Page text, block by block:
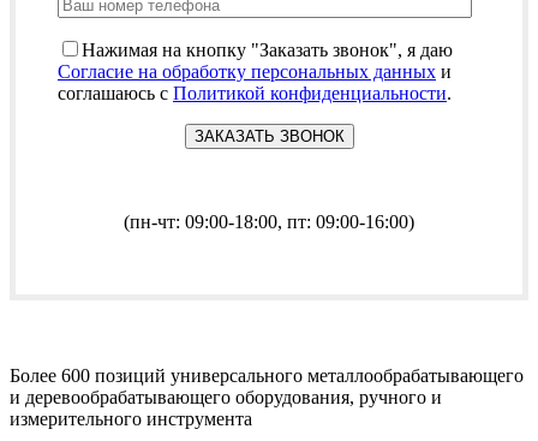
Нажимая на кнопку "Заказать звонок", я даю
Согласие на обработку персональных данных и
соглашаюсь с Политикой конфиденциальности.
(пн-чт: 09:00-18:00, пт: 09:00-16:00)
Более 600 позиций универсального металлообрабатывающего
и деревообрабатывающего оборудования, ручного и
измерительного инструмента